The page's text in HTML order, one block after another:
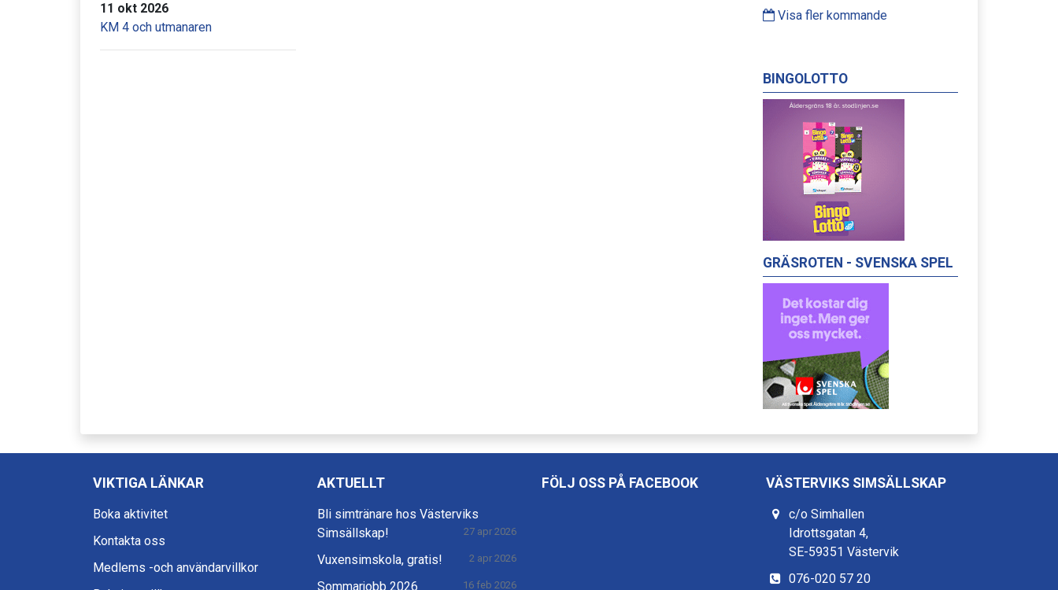
11 okt 2026
KM 4 och utmanaren
Visa fler kommande
BINGOLOTTO
GRÄSROTEN - SVENSKA SPEL
VIKTIGA LÄNKAR
Boka aktivitet
Kontakta oss
Medlems -och användarvillkor
AKTUELLT
Bli simtränare hos Västerviks
Simsällskap!
27 apr 2026
Vuxensimskola, gratis! 2 apr 2026
Sommarjobb 2026 16 feb 2026
FÖLJ OSS PÅ FACEBOOK VÄSTERVIKS SIMSÄLLSKAP
c/o Simhallen
Idrottsgatan 4,
SE-59351 Västervik
076-020 57 20